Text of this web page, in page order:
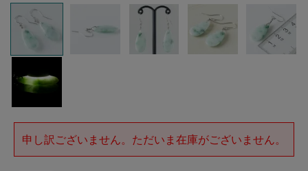
申し訳ございません。ただいま在庫がございません。